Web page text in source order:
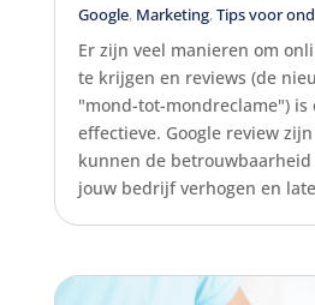
Google, Marketing,Tips voor
Er zijn veel manieren om
te krijgen en reviews (de
"mond-tot-mondreclame") is
effectieve. Google review
kunnen de
jouw bedrijf verhogen en